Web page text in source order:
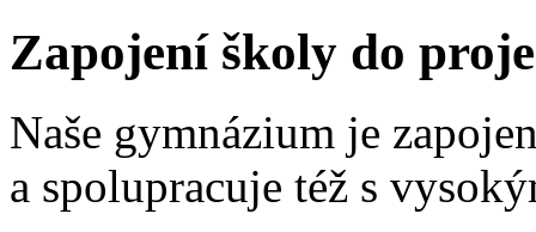
Zapojení školy do
Naše gymnázium je
a spolupracuje též s